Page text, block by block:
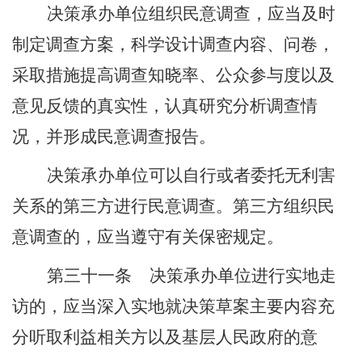
决策承办单位组织民意调查，应当及时
制定调查方案，科学设计调查内容、问卷，
采取措施提高调查知晓率、公众参与度以及
意见反馈的真实性，认真研究分析调查情
况，并形成民意调查报告。
决策承办单位可以自行或者委托无利害
关系的第三方进行民意调查。第三方组织民
意调查的，应当遵守有关保密规定。
第三十一条
决策承办单位进行实地走
访的，应当深入实地就决策草案主要内容充
分听取利益相关方以及基层人民政府的意